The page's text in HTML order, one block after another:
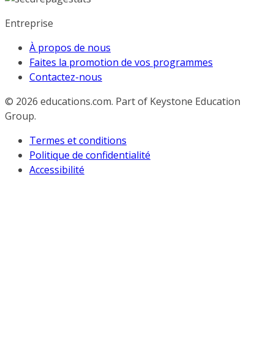
Entreprise
À propos de nous
Faites la promotion de vos programmes
Contactez-nous
© 2026 educations.com. Part of Keystone Education
Group.
Termes et conditions
Politique de confidentialité
Accessibilité